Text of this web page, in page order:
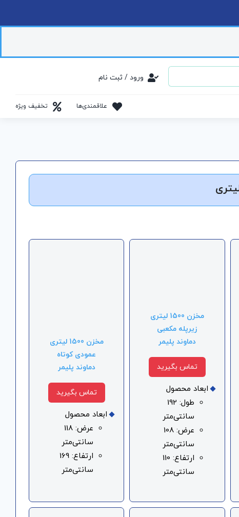
ورود / ثبت نام
علاقمندی‌ها تخفیف ویژه
مخزن 1500 لیتری
زیرپله مکعبی
دماوند پلیمر
تماس بگیرید
ابعاد محصول
طول: 192
سانتی‌متر
عرض: 108
سانتی‌متر
ارتفاع: 110
سانتی‌متر
مخزن 1500 لیتری
عمودی کوتاه
دماوند پلیمر
تماس بگیرید
ابعاد محصول
عرض: 118
سانتی‌متر
ارتفاع: 169
سانتی‌متر